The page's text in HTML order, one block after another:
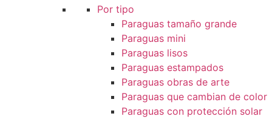
Por tipo
Paraguas tamaño grande
Paraguas mini
Paraguas lisos
Paraguas estampados
Paraguas obras de arte
Paraguas que cambian de color
Paraguas con protección solar